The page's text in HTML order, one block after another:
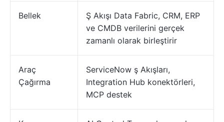
Bellek
Ş Akışı Data Fabric, CRM, ERP
ve CMDB verilerini gerçek
zamanlı olarak birleştirir
Araç
Çağırma
ServiceNow ş Akışları,
Integration Hub konektörleri,
MCP destek